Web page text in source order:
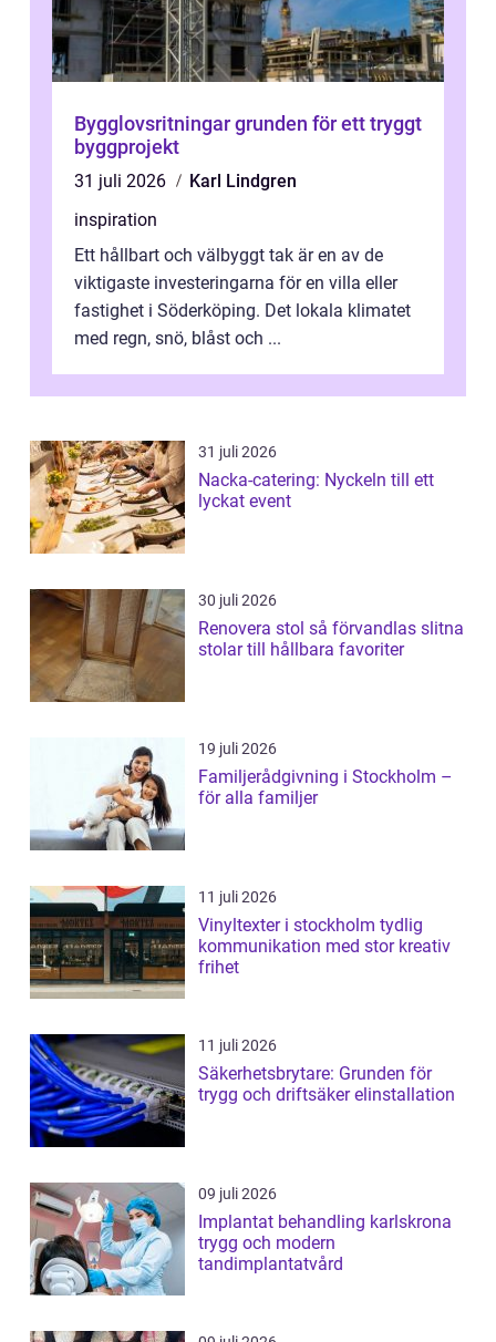
Bygglovsritningar grunden för ett tryggt
byggprojekt
31 juli 2026
Karl Lindgren
inspiration
Ett hållbart och välbyggt tak är en av de
viktigaste investeringarna för en villa eller
fastighet i Söderköping. Det lokala klimatet
med regn, snö, blåst och ...
31 juli 2026
Nacka-catering: Nyckeln till ett
lyckat event
30 juli 2026
Renovera stol så förvandlas slitna
stolar till hållbara favoriter
19 juli 2026
Familjerådgivning i Stockholm –
för alla familjer
11 juli 2026
Vinyltexter i stockholm tydlig
kommunikation med stor kreativ
frihet
11 juli 2026
Säkerhetsbrytare: Grunden för
trygg och driftsäker elinstallation
09 juli 2026
Implantat behandling karlskrona
trygg och modern
tandimplantatvård